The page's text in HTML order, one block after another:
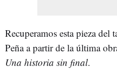
Recuperamos esta pieza
Peña a partir de la última
Una historia sin final.